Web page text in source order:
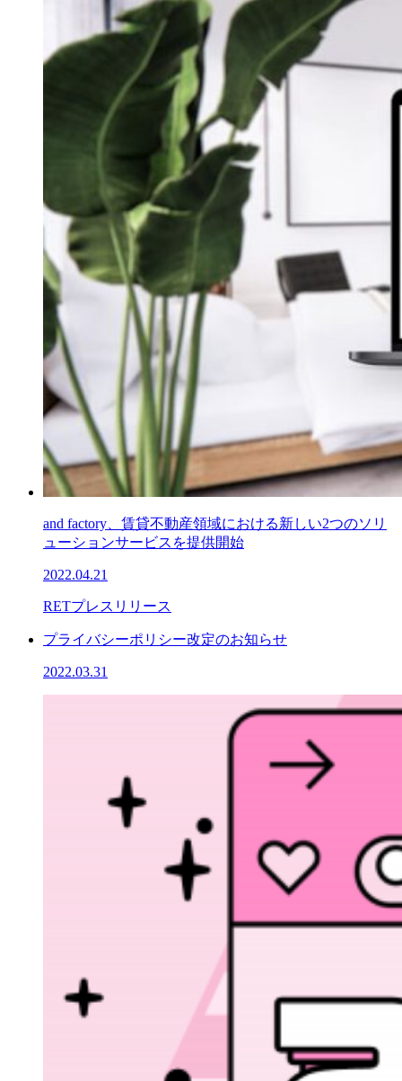
and factory、賃貸不動産領域における新しい2つのソリ
ューションサービスを提供開始
2022.04.21
RETプレスリリース
プライバシーポリシー改定のお知らせ
2022.03.31